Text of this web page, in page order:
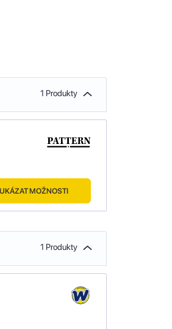
1 Produkty
UKÁZAT MOŽNOSTI
1 Produkty